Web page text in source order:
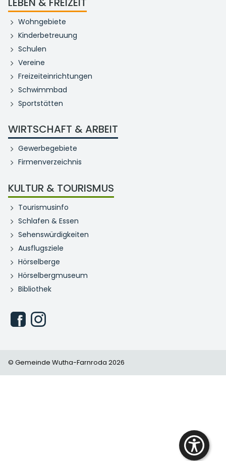
Wohngebiete
Kinderbetreuung
Schulen
Vereine
Freizeiteinrichtungen
Schwimmbad
Sportstätten
WIRTSCHAFT & ARBEIT
Gewerbegebiete
Firmenverzeichnis
KULTUR & TOURISMUS
Tourismusinfo
Schlafen & Essen
Sehenswürdigkeiten
Ausflugsziele
Hörselberge
Hörselbergmuseum
Bibliothek
© Gemeinde Wutha-Farnroda 2026